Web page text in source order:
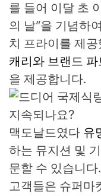
를 들어 이달 초
의 날”을 기념하
치 프라이를 제
캐리와 브랜드 파
을 제공합니다.
맥도날드였다 유
하는 뮤지션 및
문할 수 있습니다.
고객들은 슈퍼마